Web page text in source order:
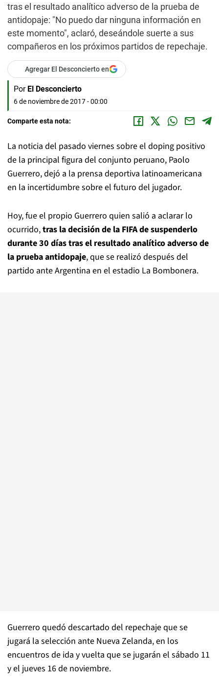
tras el resultado analítico adverso de la prueba de
antidopaje: "No puedo dar ninguna información en
este momento", aclaró, deseándole suerte a sus
compañeros en los próximos partidos de repechaje.
Agregar El Desconcierto en
Por El Desconcierto
6 de noviembre de 2017 - 00:00
Comparte esta nota:
La noticia del pasado viernes sobre el doping positivo
de la principal figura del conjunto peruano, Paolo
Guerrero, dejó a la prensa deportiva latinoamericana
en la incertidumbre sobre el futuro del jugador.
Hoy, fue el propio Guerrero quien salió a aclarar lo
ocurrido,tras la decisión de la FIFA de suspenderlo
durante 30 días tras el resultado analítico adverso de
la prueba antidopaje, que se realizó después del
partido ante Argentina en el estadio La Bombonera.
Guerrero quedó descartado del repechaje que se
jugará la selección ante Nueva Zelanda, en los
encuentros de ida y vuelta que se jugarán el sábado 11
y el jueves 16 de noviembre.